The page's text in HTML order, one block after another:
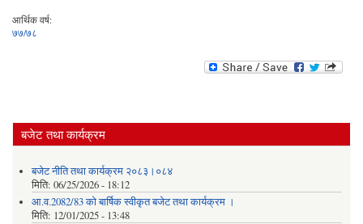
आर्थिक वर्ष:
७७/७८
बजेट तथा कार्यक्रम
बजेट नीति तथा कार्यक्रम २०८३।०८४
मिति: 06/25/2026 - 18:12
आ.व.2082/83 को बार्षिक स्वीकृत बजेट तथा कार्यक्रम ।
मिति: 12/01/2025 - 13:48